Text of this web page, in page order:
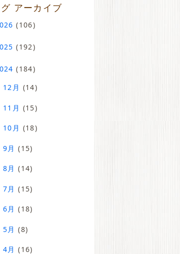
アーカイブ
(106)
(192)
(184)
12月 (14)
11月 (15)
10月 (18)
9月(15)
8月(14)
7月(15)
6月(18)
5月(8)
4月(16)